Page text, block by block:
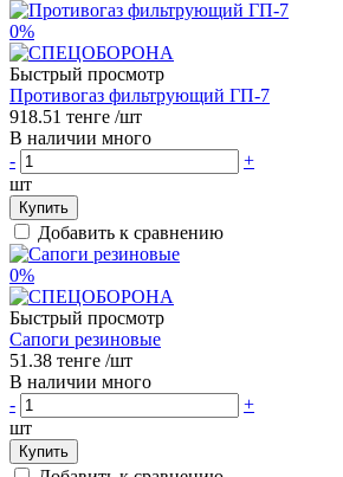
0%
Быстрый просмотр
Противогаз фильтрующий ГП-7
918.51 тенге /шт
В наличии много
-
+
шт
Купить
Добавить к сравнению
0%
Быстрый просмотр
Сапоги резиновые
51.38 тенге /шт
В наличии много
-
+
шт
Купить